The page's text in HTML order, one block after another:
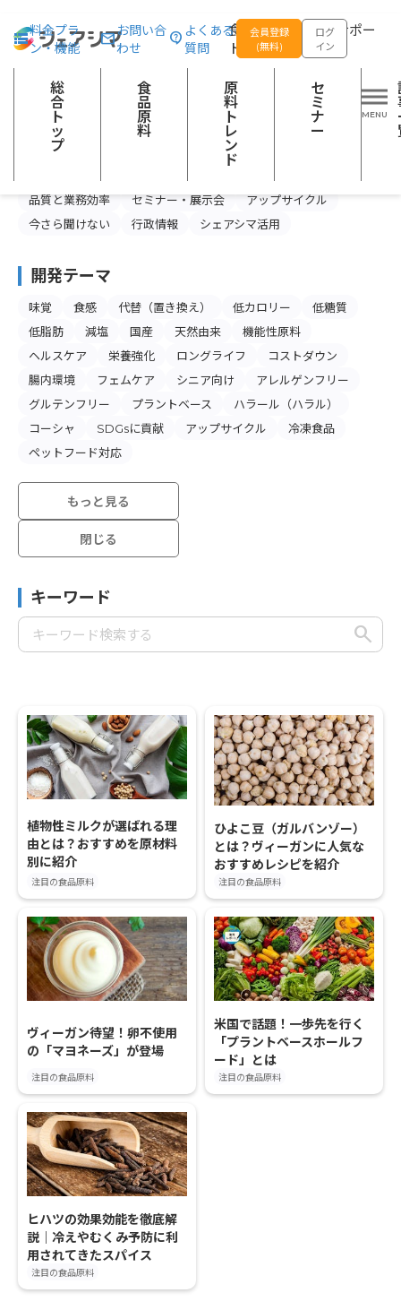
食品の企画開発をサポー
トする
料金プラ
ン・機能
お問い合
わせ
よくある
質問
会員登録
(無料)
ログ
イン
総
合
ト
ッ
プ
食
品
原
料
原
料
ト
レ
ン
ド
セ
ミ
ナ
ー
総合トップ 記事一覧 プラントベース
プラントベースの記事一覧
カテゴリー
食品産業の今と未来
品質と業務効率
セミナー・展示会
アップサイクル
今さら聞けない
行政情報 シェアシマ活用
開発テーマ
味覚 食感 代替（置き換え） 低カロリー
低糖質
低脂肪
減塩 国産 天然由来
機能性原料
ヘルスケア
栄養強化 ロングライフ
コストダウン
腸内環境
フェムケア シニア向け
アレルゲンフリー
グルテンフリー
プラントベース
ハラール（ハラル）
コーシャ
SDGsに貢献 アップサイクル
冷凍食品
ペットフード対応
もっと見る
閉じる
キーワード
植物性ミルクが選ばれる理
由とは？おすすめを原材料
別に紹介
注目の食品原料
ひよこ豆（ガルバンゾー）
とは？ヴィーガンに人気な
おすすめレシピを紹介
注目の食品原料
ヴィーガン待望！卵不使用
の「マヨネーズ」が登場
注目の食品原料
米国で話題！一歩先を行く
「プラントベースホールフ
ード」とは
注目の食品原料
ヒハツの効果効能を徹底解
説｜冷えやむくみ予防に利
用されてきたスパイス
注目の食品原料